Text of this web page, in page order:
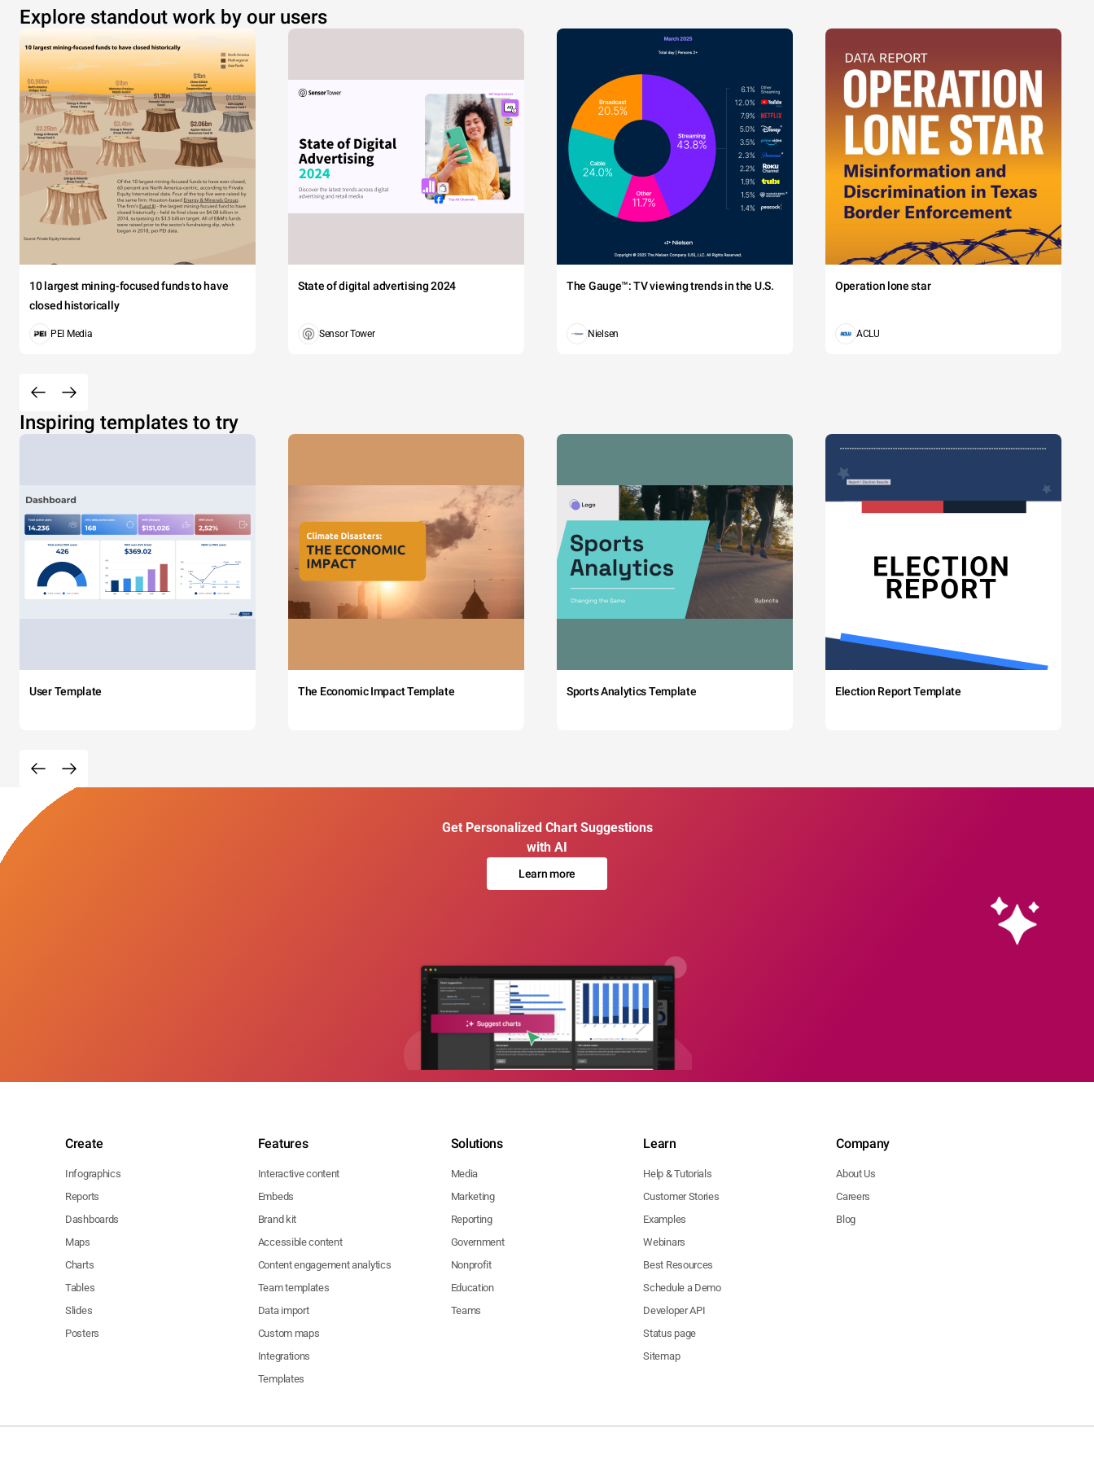
Explore standout work by our users
10 largest mining-focused funds to have
closed historically
PEI Media
State of digital advertising 2024
Sensor Tower
The Gauge™: TV viewing trends in the U.S.
Nielsen
Operation lone star
ACLU
Inspiring templates to try
User Template The Economic Impact Template Sports Analytics Template Election Report Template
Get Personalized Chart Suggestions
with AI
Learn more
Create
Infographics
Reports
Dashboards
Maps
Charts
Tables
Slides
Posters
Features
Interactive content
Embeds
Brand kit
Accessible content
Content engagement analytics
Team templates
Data import
Custom maps
Integrations
Templates
Solutions
Media
Marketing
Reporting
Government
Nonprofit
Education
Teams
Learn
Help & Tutorials
Customer Stories
Examples
Webinars
Best Resources
Schedule a Demo
Developer API
Status page
Sitemap
Company
About Us
Careers
Blog